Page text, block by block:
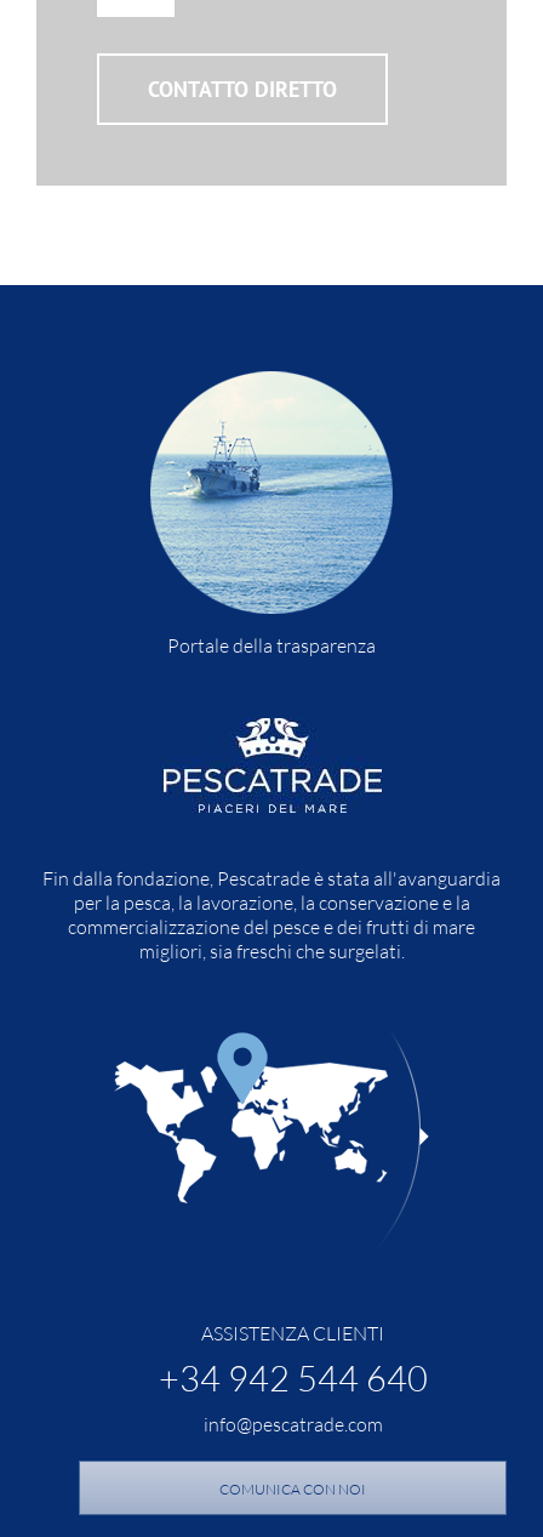
CONTATTO DIRETTO
Portale della trasparenza
Fin dalla fondazione, Pescatrade è stata all'avanguardia
per la pesca, la lavorazione, la conservazione e la
commercializzazione del pesce e dei frutti di mare
migliori, sia freschi che surgelati.
ASSISTENZA CLIENTI
+34 942 544 640
info@pescatrade.com
COMUNICA CON NOI